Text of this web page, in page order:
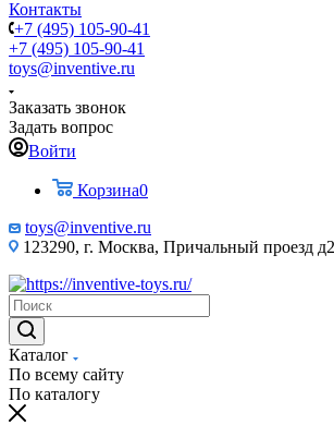
Контакты
+7 (495) 105-90-41
+7 (495) 105-90-41
toys@inventive.ru
Заказать звонок
Задать вопрос
Войти
Корзина0
toys@inventive.ru
123290, г. Москва, Причальный проезд
Каталог
По всему сайту
По каталогу